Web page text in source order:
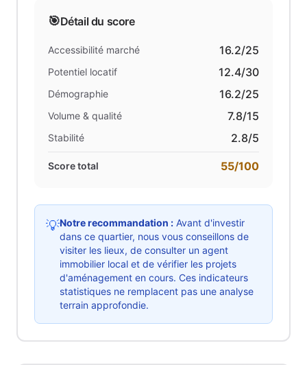
🎯Détail du score
Accessibilité marché 16.2/25
Potentiel locatif 12.4/30
Démographie 16.2/25
Volume & qualité 7.8/15
Stabilité 2.8/5
Score total 55/100
💡Notre recommandation : Avant d'investir
dans ce quartier, nous vous conseillons de
visiter les lieux, de consulter un agent
immobilier local et de vérifier les projets
d'aménagement en cours. Ces indicateurs
statistiques ne remplacent pas une analyse
terrain approfondie.